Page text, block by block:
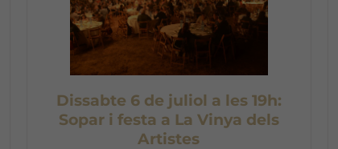
Dissabte 6 de juliol a les 19h:
Sopar i festa a La Vinya dels
Artistes